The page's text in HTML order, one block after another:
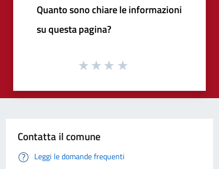
Quanto sono chiare le informazioni
su questa pagina?
Contatta il comune
Leggi le domande frequenti